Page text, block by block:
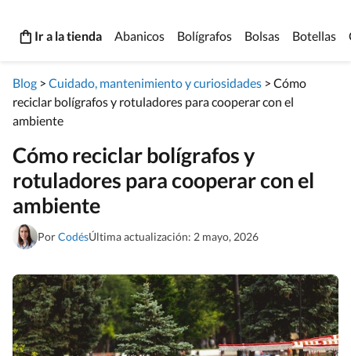
Ir a la tienda Abanicos Bolígrafos Bolsas Botellas
Blog > Cuidado, mantenimiento y curiosidades > Cómo
reciclar bolígrafos y rotuladores para cooperar con el
ambiente
Cómo reciclar bolígrafos y
rotuladores para cooperar con el
ambiente
PorCodésÚltima actualización: 2 mayo, 2026